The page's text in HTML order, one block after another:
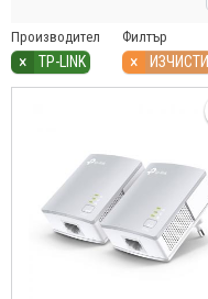
Производител
× TP-LINK
Филтър
× ИЗЧИСТИ